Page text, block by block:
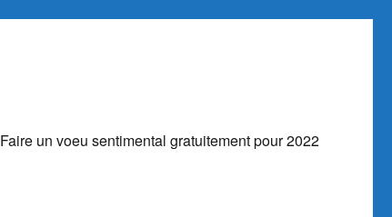
Faire un voeu sentimental gratuitement pour 2022